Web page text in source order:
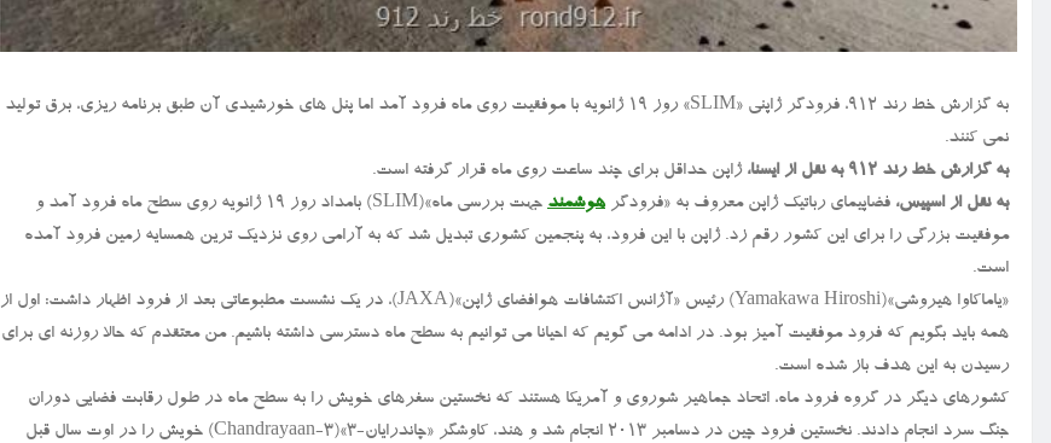
به گزارش خط رند ۹۱۲، فرودگر ژاپنی «SLIM» روز ۱۹ ژانویه با موفقیت روی ماه فرود آمد اما پنل های خورشیدی آن طبق برنامه ریزی، برق تولید
نمی کنند.
به گزارش خط رند ۹۱۲ به نقل از ایسنا،
ژاپن حداقل برای چند ساعت روی ماه قرار گرفته است.
به نقل از اسپیس، فضاپیمای رباتیک ژاپن معروف به «فرودگر هوشمند
جهت بررسی ماه»(SLIM) بامداد روز ۱۹ ژانویه روی سطح ماه فرود آمد و
موفقیت بزرگی را برای این کشور رقم زد. ژاپن با این فرود، به پنجمین کشوری تبدیل شد که به آرامی روی نزدیک ترین همسایه زمین فرود آمده
است.
«یاماکاوا هیروشی»(Yamakawa Hiroshi) رئیس «آژانس اکتشافات هوافضای ژاپن»(JAXA)، در یک نشست مطبوعاتی بعد از فرود اظهار داشت: اول از
همه باید بگویم که فرود موفقیت آمیز بود. در ادامه می گویم که احیانا می توانیم به سطح ماه دسترسی داشته باشیم. من معتقدم که حالا روزنه ای برای
رسیدن به این هدف باز شده است.
کشورهای دیگر در گروه فرود ماه، اتحاد جماهیر شوروی و آمریکا هستند که نخستین سفرهای خویش را به سطح ماه در طول رقابت فضایی دوران
جنگ سرد انجام دادند. نخستین فرود چین در دسامبر ۲۰۱۳ انجام شد و هند، کاوشگر «چاندرایان-۳»(Chandrayaan-3) خویش را در اوت سال قبل